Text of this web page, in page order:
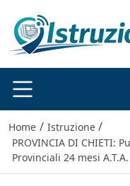
Home / Istruzione /
PROVINCIA DI CHIETI:
Provinciali 24 mesi